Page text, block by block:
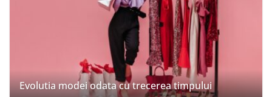
Evolutia modei odata cu trecerea timpului